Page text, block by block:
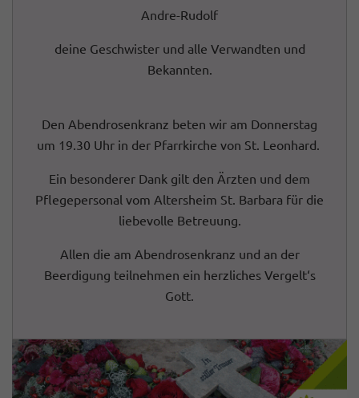
Andre-Rudolf
deine Geschwister und alle Verwandten und
Bekannten.
Den Abendrosenkranz beten wir am Donnerstag
um 19.30 Uhr in der Pfarrkirche von St. Leonhard.
Ein besonderer Dank gilt den Ärzten und dem
Pflegepersonal vom Altersheim St. Barbara für die
liebevolle Betreuung.
Allen die am Abendrosenkranz und an der
Beerdigung teilnehmen ein herzliches Vergelt‘s
Gott.